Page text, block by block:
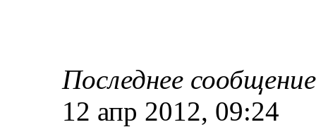
Последнее
12 апр 2012, 09:24